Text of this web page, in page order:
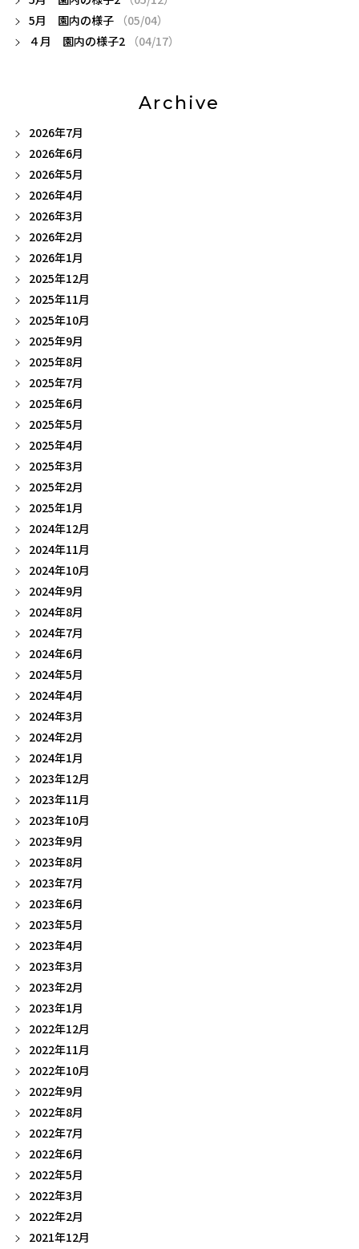
5月 園内の様子
（05/04）
４月 園内の様子2
（04/17）
Archive
2026年7月
2026年6月
2026年5月
2026年4月
2026年3月
2026年2月
2026年1月
2025年12月
2025年11月
2025年10月
2025年9月
2025年8月
2025年7月
2025年6月
2025年5月
2025年4月
2025年3月
2025年2月
2025年1月
2024年12月
2024年11月
2024年10月
2024年9月
2024年8月
2024年7月
2024年6月
2024年5月
2024年4月
2024年3月
2024年2月
2024年1月
2023年12月
2023年11月
2023年10月
2023年9月
2023年8月
2023年7月
2023年6月
2023年5月
2023年4月
2023年3月
2023年2月
2023年1月
2022年12月
2022年11月
2022年10月
2022年9月
2022年8月
2022年7月
2022年6月
2022年5月
2022年3月
2022年2月
2021年12月